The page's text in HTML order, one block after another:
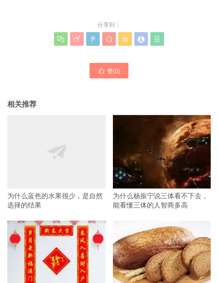
分享到：
      
 赞(0)
相关推荐
为什么蓝色的水果很少，是自然
选择的结果
为什么杨振宁说三体看不下去，
能看懂三体的人智商多高